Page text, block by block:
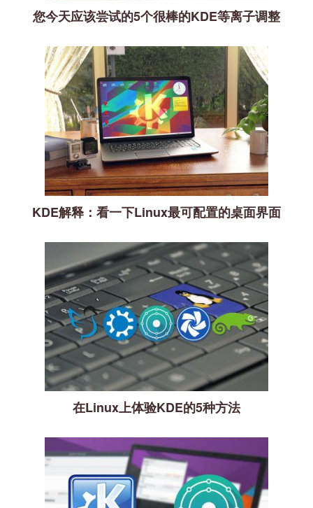
您今天应该尝试的5个很棒的KDE等离子调整
KDE解释：看一下Linux最可配置的桌面界面
在Linux上体验KDE的5种方法